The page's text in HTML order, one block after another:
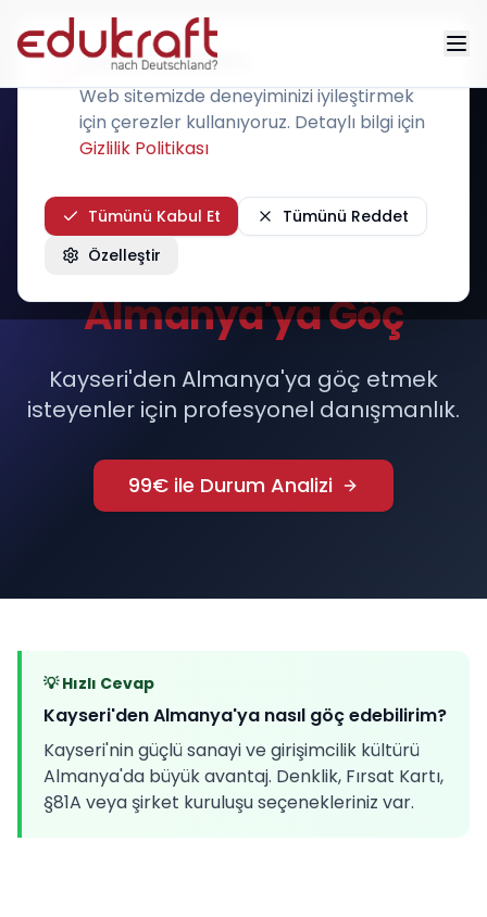
Çerez Kullanımı
Web sitemizde deneyiminizi iyileştirmek
için çerezler kullanıyoruz. Detaylı bilgi için
Gizlilik Politikası
Tümünü Kabul Et
Tümünü Reddet
Özelleştir
KAYSERİ
Kayseri'den
Almanya'ya Göç
Kayseri'den Almanya'ya göç etmek
isteyenler için profesyonel danışmanlık.
99€ ile Durum Analizi
💡 Hızlı Cevap
Kayseri'den Almanya'ya nasıl göç edebilirim?
Kayseri'nin güçlü sanayi ve girişimcilik kültürü
Almanya'da büyük avantaj. Denklik, Fırsat Kartı,
§81A veya şirket kuruluşu seçenekleriniz var.